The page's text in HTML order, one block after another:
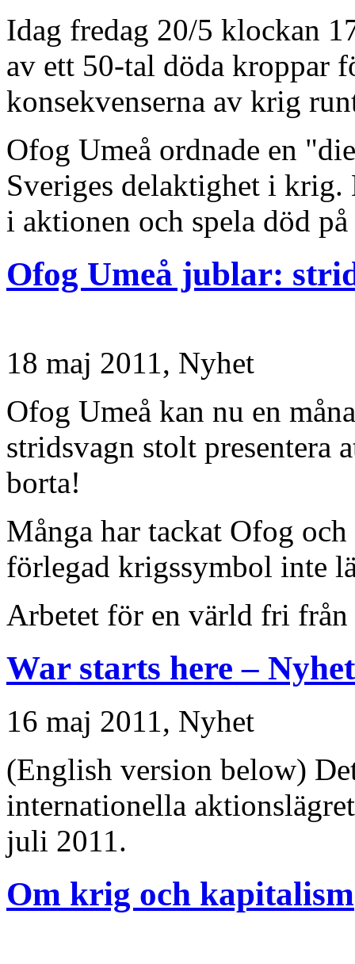
Idag fredag 20/5 klockan
av ett 50-tal döda kroppar
konsekvenserna av krig
Ofog Umeå ordnade en
Sveriges delaktighet i
i aktionen och spela död
Ofog Umeå jublar:
18 maj 2011, Nyhet
Ofog Umeå kan nu en
stridsvagn stolt presentera
borta!
Många har tackat Ofog
förlegad krigssymbol inte
Arbetet för en värld fri
War starts here –
16 maj 2011, Nyhet
(English version below)
internationella
juli 2011.
Om krig och kapitalism